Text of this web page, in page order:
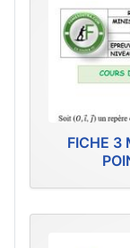
FICHE 3